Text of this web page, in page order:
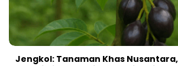
Jengkol: Tanaman Khas